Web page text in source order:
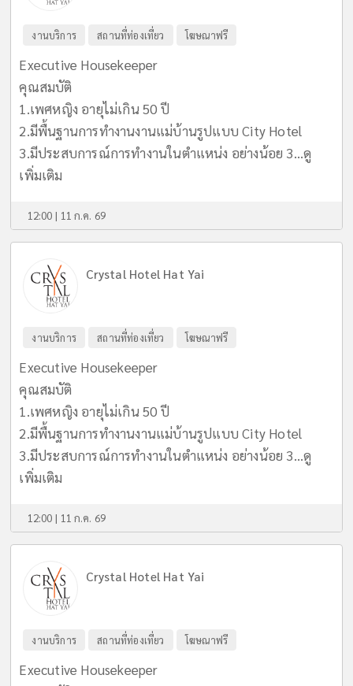
งานบริการ สถานที่ท่องเที่ยว โฆษณาฟรี
Executive Housekeeper
คุณสมบัติ
1.เพศหญิง อายุไม่เกิน 50 ปี
2.มีพื้นฐานการทำงานงานแม่บ้านรูปแบบ City Hotel
3.มีประสบการณ์การทำงานในตำแหน่ง อย่างน้อย 3...ดู
เพิ่มเติม
12:00 | 11 ก.ค. 69
Crystal Hotel Hat Yai
งานบริการ สถานที่ท่องเที่ยว โฆษณาฟรี
Executive Housekeeper
คุณสมบัติ
1.เพศหญิง อายุไม่เกิน 50 ปี
2.มีพื้นฐานการทำงานงานแม่บ้านรูปแบบ City Hotel
3.มีประสบการณ์การทำงานในตำแหน่ง อย่างน้อย 3...ดู
เพิ่มเติม
12:00 | 11 ก.ค. 69
Crystal Hotel Hat Yai
งานบริการ สถานที่ท่องเที่ยว โฆษณาฟรี
Executive Housekeeper